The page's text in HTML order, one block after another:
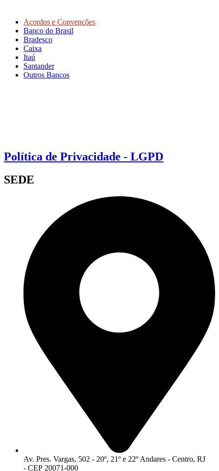
Acordos e Convenções
Banco do Brasil
Bradesco
Caixa
Itaú
Santander
Outros Bancos
Política de Privacidade - LGPD
SEDE
Av. Pres. Vargas, 502 - 20º, 21º e 22º Andares - Centro, RJ
- CEP 20071-000